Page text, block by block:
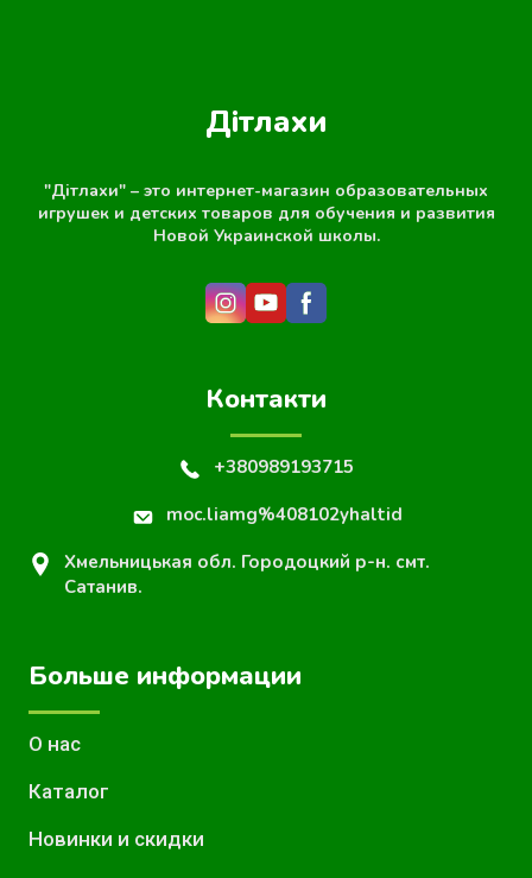
Дітлахи
"Дітлахи" – это интернет-магазин образовательных
игрушек и детских товаров для обучения и развития
Новой Украинской школы.
Контакти
+380989193715
moc.liamg%408102yhaltid
Хмельницькая обл. Городоцкий р-н. смт.
Сатанив.
Больше информации
О нас
Каталог
Новинки и скидки